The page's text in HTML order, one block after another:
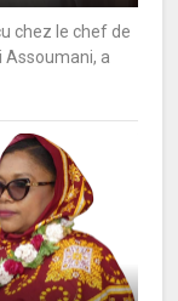
chez le chef de
Assoumani, a